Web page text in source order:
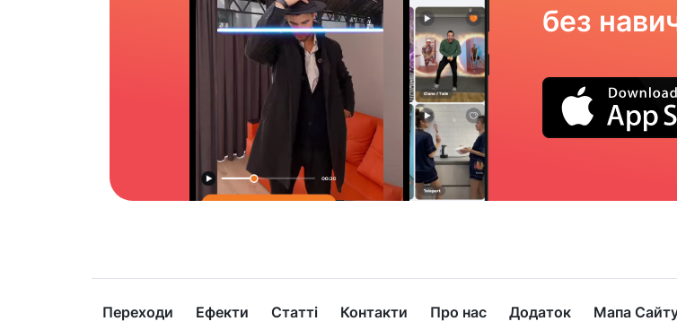
без
Переходи Ефекти Статті Контакти Про нас Додаток Мапа